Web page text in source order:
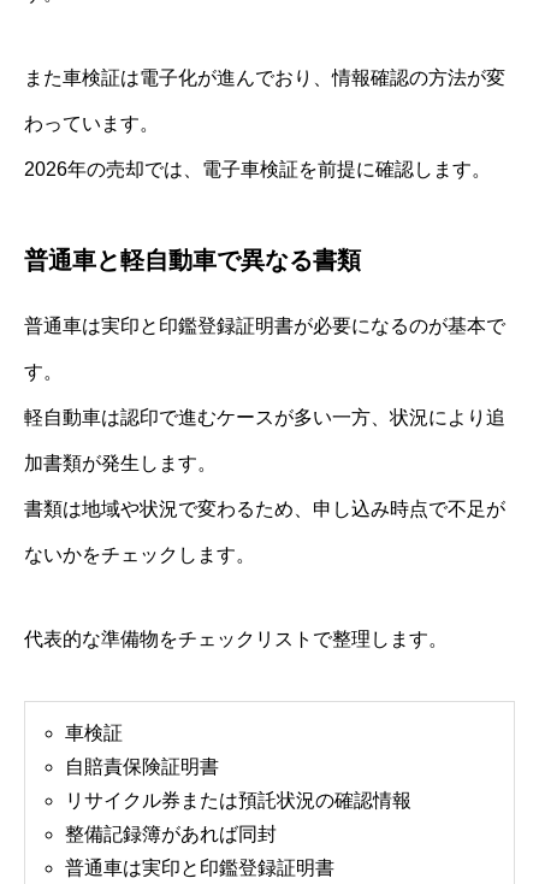
また車検証は電子化が進んでおり、情報確認の方法が変
わっています。
2026年の売却では、電子車検証を前提に確認します。
普通車と軽自動車で異なる書類
普通車は実印と印鑑登録証明書が必要になるのが基本で
す。
軽自動車は認印で進むケースが多い一方、状況により追
加書類が発生します。
書類は地域や状況で変わるため、申し込み時点で不足が
ないかをチェックします。
代表的な準備物をチェックリストで整理します。
車検証
自賠責保険証明書
リサイクル券または預託状況の確認情報
整備記録簿があれば同封
普通車は実印と印鑑登録証明書